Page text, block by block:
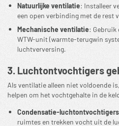
Natuurlijke ventilatie: Installeer
een open verbinding met de rest
Mechanische ventilatie: Gebruik
WTW-unit (warmte-terugwin
luchtverversing.
3. Luchtontvochtigers
Als ventilatie alleen niet voldoende
helpen om het vochtgehalte in de
Condensatie-luchtontvochtigers
ruimtes en trekken vocht uit de